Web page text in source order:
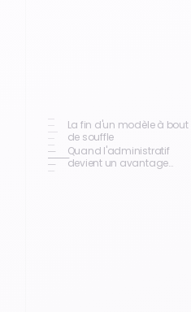
La fin d'un modèle à bout
de souffle
Quand l'administratif
devient un avantage